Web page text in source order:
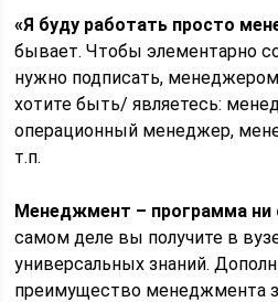
«Я буду работать просто
бывает. Чтобы элементарно
нужно подписать,
хотите быть/ являетесь:
операционный менеджер,
т.п.
Менеджмент – программа ни
самом деле вы получите в
универсальных знаний.
преимущество менеджмента